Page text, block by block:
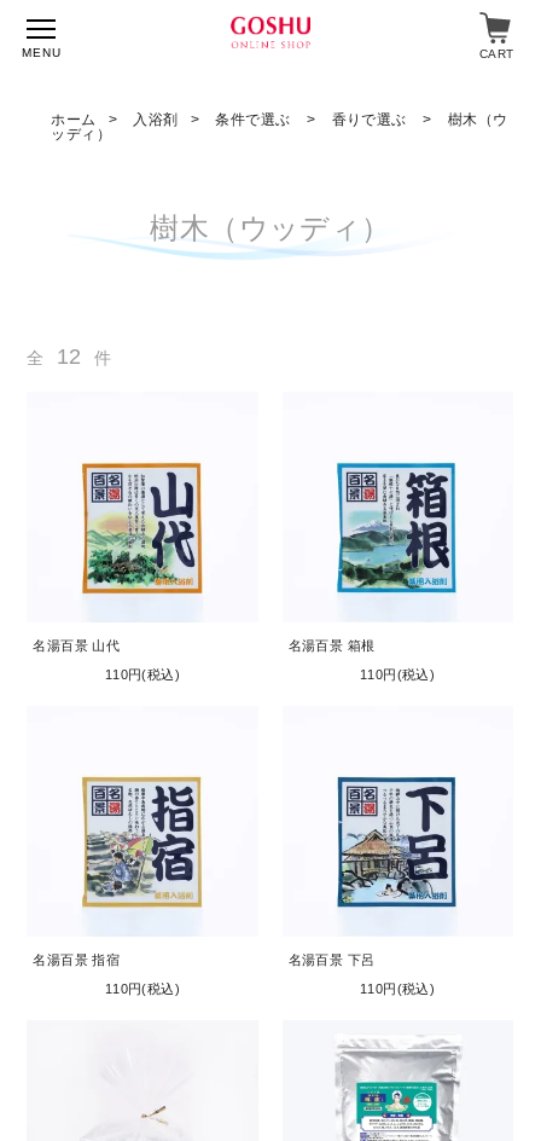
スキンケア
ショップガイド よくあるご質問
ギフト対応について メルマガ登録
MENU CART
ホーム 入浴剤 条件で選ぶ 香りで選ぶ
樹木（ウ
ッディ）
樹木（ウッディ）
全 12 件
名湯百景 山代
110円(税込)
名湯百景 箱根
110円(税込)
名湯百景 指宿
110円(税込)
名湯百景 下呂
110円(税込)